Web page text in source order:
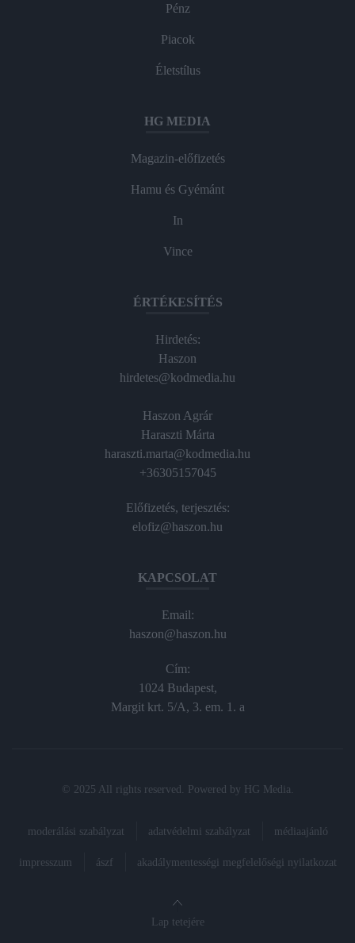
Pénz
Piacok
Életstílus
HG MEDIA
Magazin-előfizetés
Hamu és Gyémánt
In
Vince
ÉRTÉKESÍTÉS
Hirdetés:
Haszon
hirdetes@kodmedia.hu
Haszon Agrár
Haraszti Márta
haraszti.marta@kodmedia.hu
+36305157045
Előfizetés, terjesztés:
elofiz@haszon.hu
KAPCSOLAT
Email:
haszon@haszon.hu
Cím:
1024 Budapest,
Margit krt. 5/A, 3. em. 1. a
© 2025 All rights reserved. Powered by HG Media
moderálási szabályzat adatvédelmi szabályzat médiaajánló
impresszum ászf akadálymentességi megfelelőségi nyilatkozat
Lap tetejére